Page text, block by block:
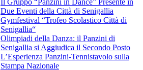
Il Gruppo “Panzini in Dance” Presente in
Due Eventi della Città di Senigallia
Gymfestival “Trofeo Scolastico Città di
Senigallia“
Olimpiadi della Danza: il Panzini di
Senigallia si Aggiudica il Secondo Posto
L’Esperienza Panzini-Tennistavolo sulla
Stampa Nazionale